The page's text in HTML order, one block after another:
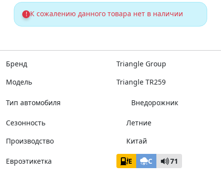
! К сожалению данного товара нет в наличии
Бренд
Triangle Group
Модель
Triangle TR259
Тип автомобиля Внедорожник
Сезонность
Летние
Производство
Китай
Евроэтикетка E C 71